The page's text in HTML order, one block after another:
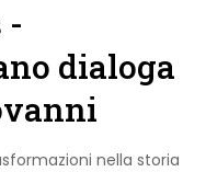
-
dialoga
nella storia